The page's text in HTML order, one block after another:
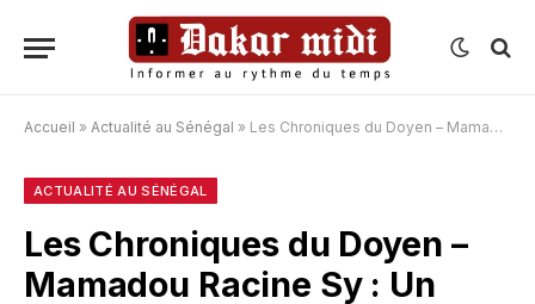
Accueil » Actualité au Sénégal » Les Chroniques du Doyen – Mamadou Racine Sy : Un bâtisseur discret au service du Sénégal (par Majib Sène)
ACTUALITÉ AU SÉNÉGAL
Les Chroniques du Doyen –
Mamadou Racine Sy : Un